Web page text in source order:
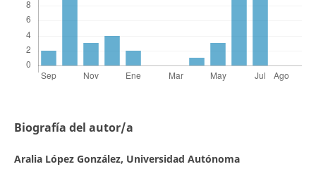
Biografía del autor/a
Aralia López González, Universidad Autónoma